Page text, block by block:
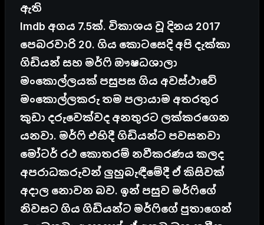
ඇති
Imdb අගය 7.5ක්. විකාශය වූ දිනය 2017
පෙබරවාරි 20. ගිය කොටසෙදි අපි දැක්කා
ගිඩියන් සහ මර්ෆි ඖෂධශාලා
මංකොල්ලයක් පසුපස ගිය අවස්ථාවේ
මංකොල්ලකරු තම පලායාම අතරතුර
කුඩා දරුවෙක්වද අනතුරට ලක්කරගෙන
යනවා. මර්ෆි එහිදී ගිඩියන්ට පවසනවා
මෝටර් රථ කොතරම් නවීකරණය කලද
අපරාධකරුවන් ලුහුබැඳීමේදී ඒ කිසිවක්
අදාල නොවන බව. ඉන් පසුව මර්ෆිගේ
නිවසට ගිය ගිඩියන්ට මර්ෆිගේ පුතාගෙන්